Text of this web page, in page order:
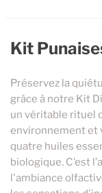
Kit
Préservez la
grâce à notre Kit
un véritable rituel
environnement et
quatre huiles
biologique. C’est
l'ambiance